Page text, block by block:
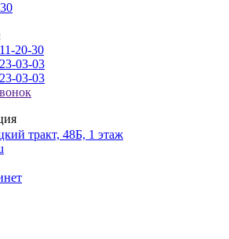
20-30
03-03
03-03
тракт, 48Б, 1 этаж